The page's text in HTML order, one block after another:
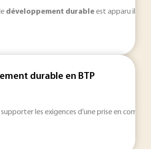
développement durableest apparu il y a
durable en BTP
supporter les exigences d’une prise en